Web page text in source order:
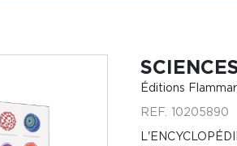
Éditions
REF. 10205890